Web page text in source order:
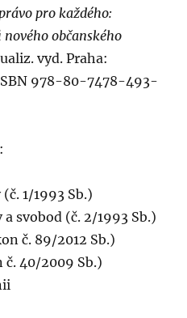
pro každého:
občanského
vyd. Praha:
978-80-7478-493-
1/1993 Sb.)
svobod (č. 2/1993 Sb.)
č. 89/2012 Sb.)
40/2009 Sb.)